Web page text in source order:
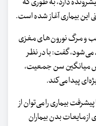
این بیماری آغاز شده است.
و مرگ نورون‌های مغزی
می‌شود، گفت: با در نظر
میانگین سن جمعیت،
پیدا می‌کند.
بیماری را می‌توان از
از مایعات بدن بیماران